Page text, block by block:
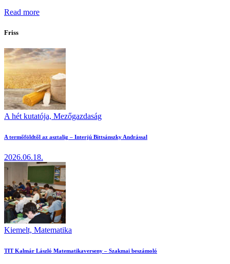
Read more
Friss
A hét kutatója, Mezőgazdaság
A termőföldtől az asztalig – Interjú Bittsánszky Andrással
2026.06.18.
Kiemelt, Matematika
TIT Kalmár László Matematikaverseny – Szakmai beszámoló